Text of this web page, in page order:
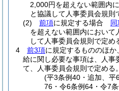
2,000円を超えない範囲内
と協議して人事委員会規則
(2)
前項に規定する場合
を超えない範囲内において
して人事委員会規則で定め
4
前3項に規定するもののほ
給に関し必要な事項は、人事
て、人事委員会規則で定める。
(平3条例40・追加、平
76・令6条例64・令7